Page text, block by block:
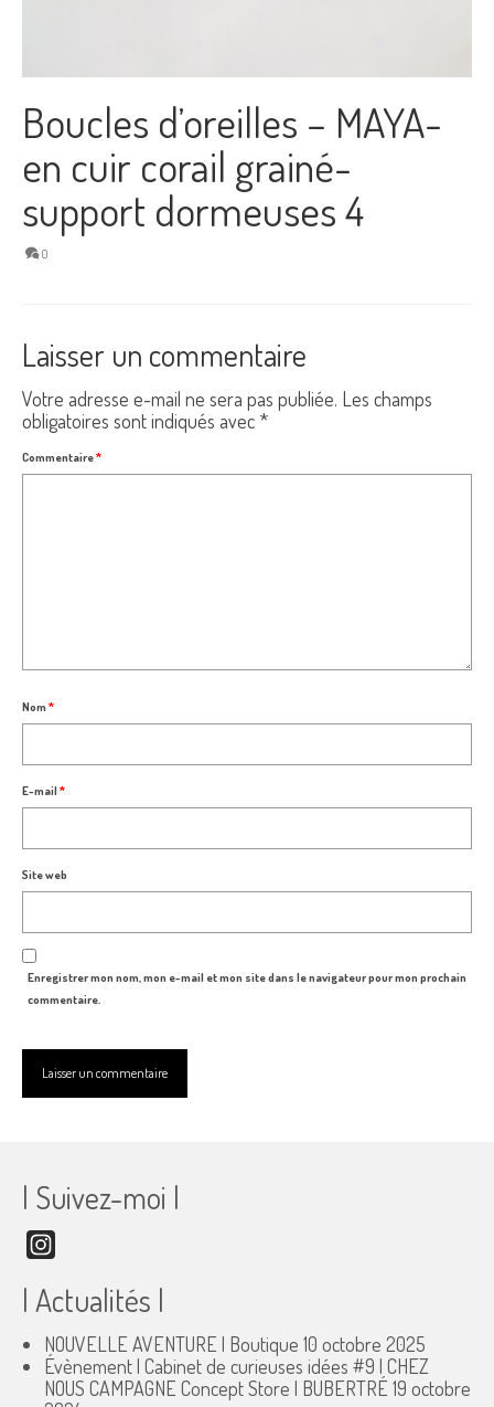
Boucles d’oreilles – MAYA-
en cuir corail grainé-
support dormeuses 4
0
Laisser un commentaire
Votre adresse e-mail ne sera pas publiée. Les champs
obligatoires sont indiqués avec *
Commentaire*
Nom *
E-mail*
Site web
Enregistrer mon nom, mon e-mail et mon site dans le navigateur pour mon prochain
commentaire.
| Suivez-moi |
| Actualités |
NOUVELLE AVENTURE | Boutique 10 octobre 2025
Évènement | Cabinet de curieuses idées #9 | CHEZ
NOUS CAMPAGNE Concept Store | BUBERTRÉ 19 octobre